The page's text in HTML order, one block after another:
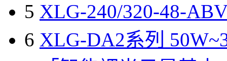
5 XLG-240/320-48-
6 XLG-DA2系列